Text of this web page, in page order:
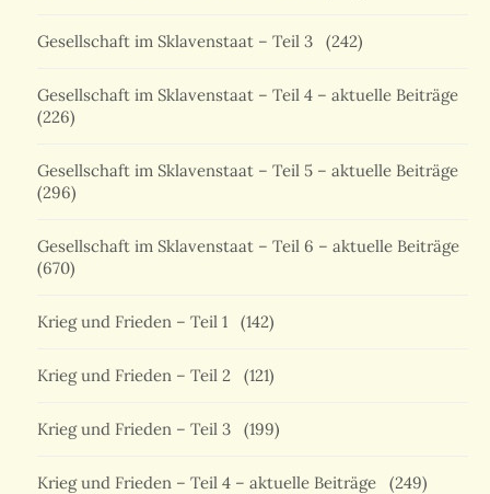
Gesellschaft im Sklavenstaat – Teil 3 (242)
Gesellschaft im Sklavenstaat – Teil 4 – aktuelle Beiträge
(226)
Gesellschaft im Sklavenstaat – Teil 5 – aktuelle Beiträge
(296)
Gesellschaft im Sklavenstaat – Teil 6 – aktuelle Beiträge
(670)
Krieg und Frieden – Teil 1 (142)
Krieg und Frieden – Teil 2 (121)
Krieg und Frieden – Teil 3 (199)
Krieg und Frieden – Teil 4 – aktuelle Beiträge (249)